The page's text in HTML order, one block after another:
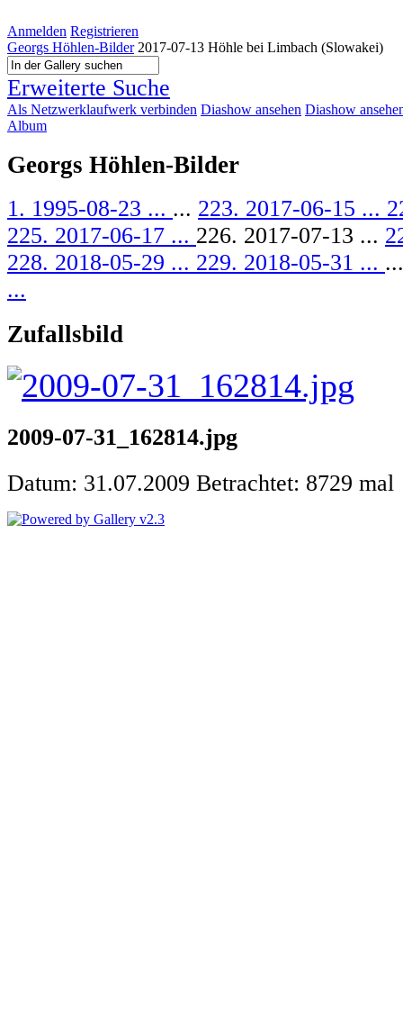
Anmelden Registrieren
Georgs Höhlen-Bilder 2017-07-13 Höhle bei Limbach (Slowakei)
Erweiterte Suche
Als Netzwerklaufwerk verbinden Diashow ansehen Diashow
Album
Georgs Höhlen-Bilder
1. 1995-08-23 ... ... 223. 2017-06-15 ...
225. 2017-06-17 ... 226. 2017-07-13 ...
228. 2018-05-29 ... 229. 2018-05-31 ... ...
...
Zufallsbild
2009-07-31_162814.jpg
Datum: 31.07.2009 Betrachtet: 8729 mal